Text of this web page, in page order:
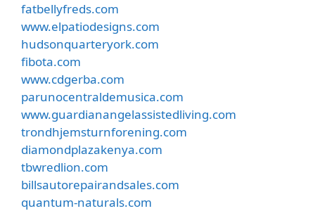
fatbellyfreds.com
www.elpatiodesigns.com
hudsonquarteryork.com
fibota.com
www.cdgerba.com
parunocentraldemusica.com
www.guardianangelassistedliving.com
trondhjemsturnforening.com
diamondplazakenya.com
tbwredlion.com
billsautorepairandsales.com
quantum-naturals.com